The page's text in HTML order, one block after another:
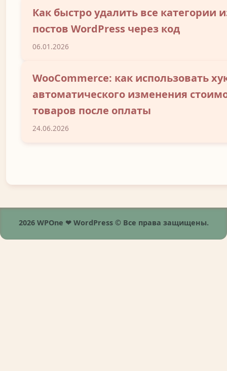
Как быстро удалить все категории
постов WordPress через код
06.01.2026
WooCommerce: как использовать
автоматического изменения
товаров после оплаты
24.06.2026
2026 WPOne ❤ WordPress © Все права защищены.